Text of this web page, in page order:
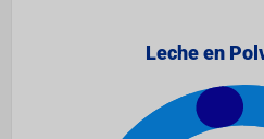
Leche en